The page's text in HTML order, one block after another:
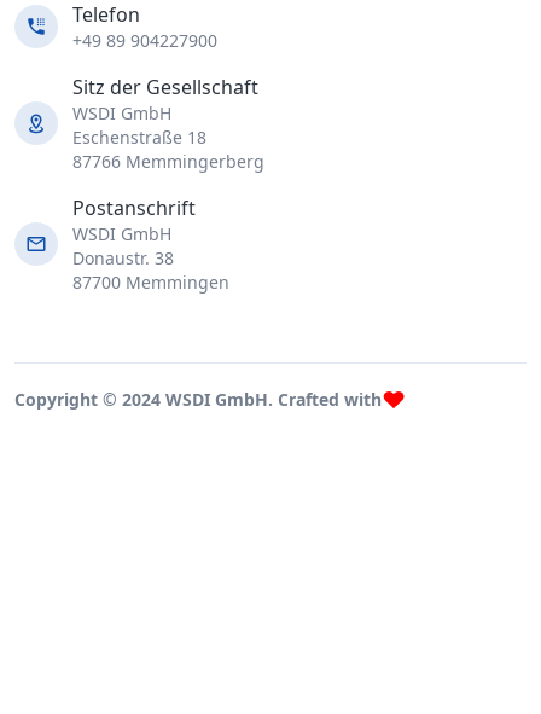
Telefon
+49 89 904227900
Sitz der Gesellschaft
WSDI GmbH
Eschenstraße 18
87766 Memmingerberg
Postanschrift
WSDI GmbH
Donaustr. 38
87700 Memmingen
Copyright © 2024 WSDI GmbH. Crafted with